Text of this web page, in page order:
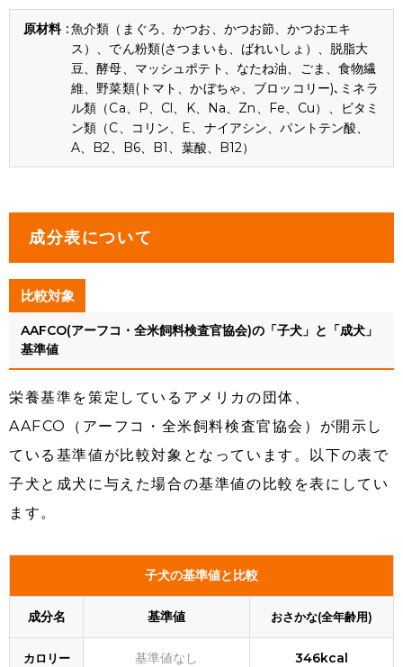
魚介類（まぐろ、かつお、かつお節、かつおエキ
ス）、でん粉類(さつまいも、ばれいしょ）、脱脂大
豆、酵母、マッシュポテト、なたね油、ごま、食物繊
維、野菜類(トマト、かぼちゃ、ブロッコリー)､ミネラ
ル類（Ca、P、Cl、K、Na、Zn、Fe、Cu）、ビタミ
ン類（C、コリン、E、ナイアシン、パントテン酸、
A、B2、B6、B1、葉酸、B12）
成分表について
比較対象
AAFCO(アーフコ・全米飼料検査官協会)の「子犬」と「成犬」
基準値
栄養基準を策定しているアメリカの団体、
AAFCO（アーフコ・全米飼料検査官協会）が開示し
ている基準値が比較対象となっています。以下の表で
子犬と成犬に与えた場合の基準値の比較を表にしてい
ます。
子犬の基準値と比較
成分名 基準値 おさかな(全年齢用)
カロリー 基準値なし 346kcal